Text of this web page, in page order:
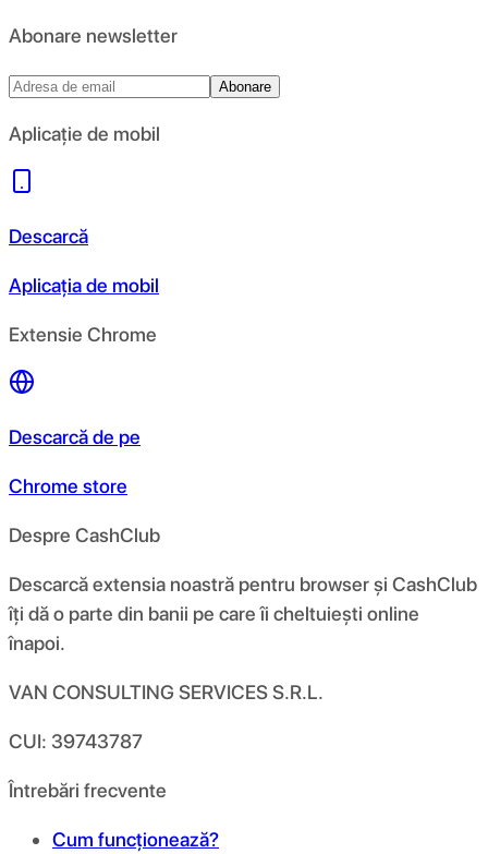
Abonare newsletter
Abonare
Aplicație de mobil
Descarcă
Aplicația de mobil
Extensie Chrome
Descarcă de pe
Chrome store
Despre CashClub
Descarcă extensia noastră pentru browser și CashClub
îți dă o parte din banii pe care îi cheltuiești online
înapoi.
VAN CONSULTING SERVICES S.R.L.
CUI: 39743787
Întrebări frecvente
Cum funcționează?